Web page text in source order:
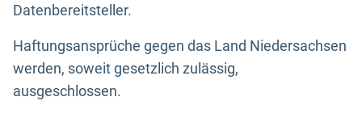
Datenbereitsteller.
Haftungsansprüche gegen das Land Niedersachsen
werden, soweit gesetzlich zulässig,
ausgeschlossen.